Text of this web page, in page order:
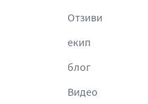
Отзиви
екип
блог
Видео